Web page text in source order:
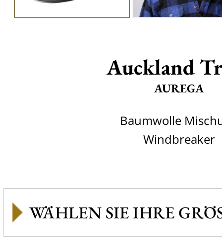
Auckland
AUREGA
Baumwolle
Windbreaker